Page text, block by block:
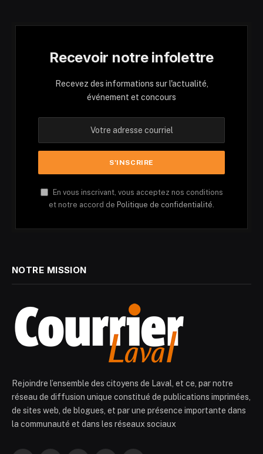
Recevoir notre infolettre
Recevez des informations sur l'actualité,
événement et concours
En vous inscrivant, vous acceptez nos conditions
et notre accord de Politique de confidentialité.
NOTRE MISSION
Rejoindre l’ensemble des citoyens de Laval, et ce, par notre
réseau de diffusion unique constitué de publications imprimées,
de sites web, de blogues, et par une présence importante dans
la communauté et dans les réseaux sociaux